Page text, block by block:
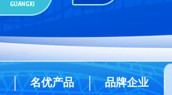
名优产品 品牌企业